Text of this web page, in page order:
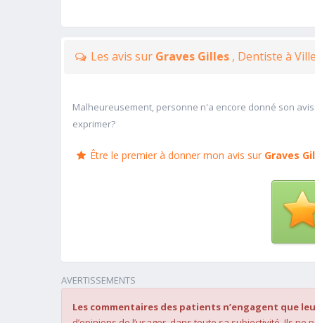
Les avis sur Graves Gilles , Dentiste à
Malheureusement, personne n'a encore donné son
exprimer?
Être le premier à donner mon avis sur Graves
AVERTISSEMENTS
Les commentaires des patients n’engagent que